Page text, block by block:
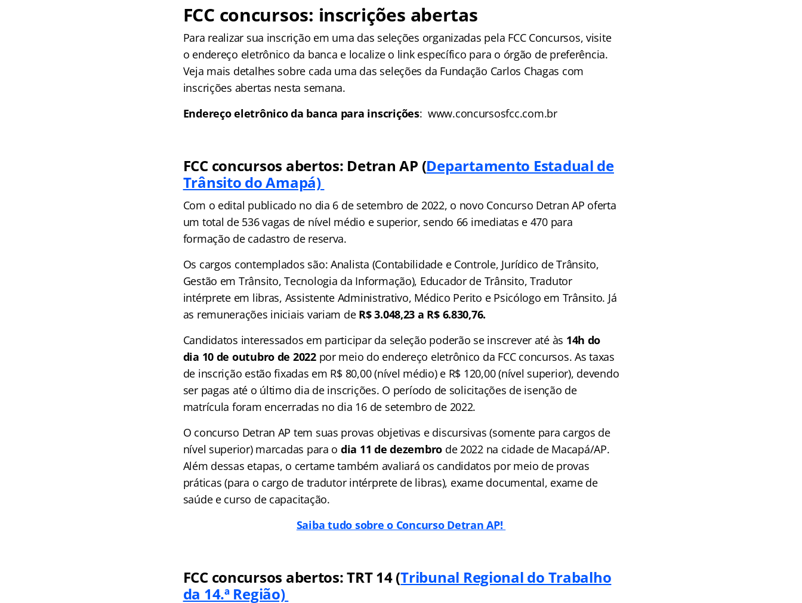
FCC concursos: inscrições abertas
Para realizar sua inscrição em uma das seleções organizadas pela FCC Concursos, visite
o endereço eletrônico da banca e localize o link específico para o órgão de preferência.
Veja mais detalhes sobre cada uma das seleções da Fundação Carlos Chagas com
inscrições abertas nesta semana.
Endereço eletrônico da banca para inscrições: www.concursosfcc.com.br
FCC concursos abertos: Detran AP (Departamento Estadual de
Trânsito do Amapá)
Com o edital publicado no dia 6 de setembro de 2022, o novo Concurso Detran AP oferta
um total de 536 vagas de nível médio e superior, sendo 66 imediatas e 470 para
formação de cadastro de reserva.
Os cargos contemplados são: Analista (Contabilidade e Controle, Jurídico de Trânsito,
Gestão em Trânsito, Tecnologia da Informação), Educador de Trânsito, Tradutor
intérprete em libras, Assistente Administrativo, Médico Perito e Psicólogo em Trânsito. Já
as remunerações iniciais variam de R$ 3.048,23 a R$ 6.830,76.
Candidatos interessados em participar da seleção poderão se inscrever até às 14h do
dia 10 de outubro de 2022 por meio do endereço eletrônico da FCC concursos. As taxas
de inscrição estão fixadas em R$ 80,00 (nível médio) e R$ 120,00 (nível superior), devendo
ser pagas até o último dia de inscrições. O período de solicitações de isenção de
matrícula foram encerradas no dia 16 de setembro de 2022.
O concurso Detran AP tem suas provas objetivas e discursivas (somente para cargos de
nível superior) marcadas para o dia 11 de dezembro de 2022 na cidade de Macapá/AP.
Além dessas etapas, o certame também avaliará os candidatos por meio de provas
práticas (para o cargo de tradutor intérprete de libras), exame documental, exame de
saúde e curso de capacitação.
Saiba tudo sobre o Concurso Detran AP!
FCC concursos abertos: TRT 14 (Tribunal Regional do Trabalho
da 14.ª Região)